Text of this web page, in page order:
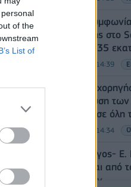
of the
List of
Fourlis:
συμμετοχής
έναντι 49,35
07/08/2026 - 14:39
ΥΠΠΟ:
την ενίσχυση
Φεστιβάλ σε όλη
07/08/2026 - 14:34
Άρειος Πάγος-
ανασύρεται από
υποκλοπών